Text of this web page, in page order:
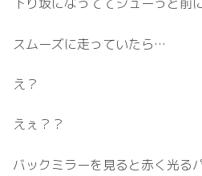
スムーズに走っていたら…
え？
えぇ？？
バックミラーを見ると赤く光る